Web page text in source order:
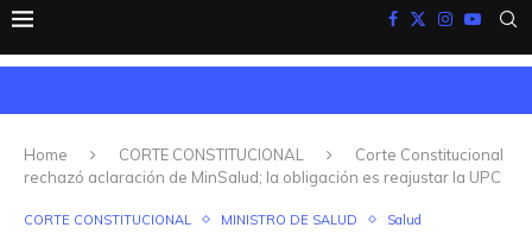
Home CORTE CONSTITUCIONAL
Corte Constitucional
rechazó aclaración de MinSalud; la obligación es reajustar la UPC
CORTE CONSTITUCIONAL MINISTRO DE SALUD Salud